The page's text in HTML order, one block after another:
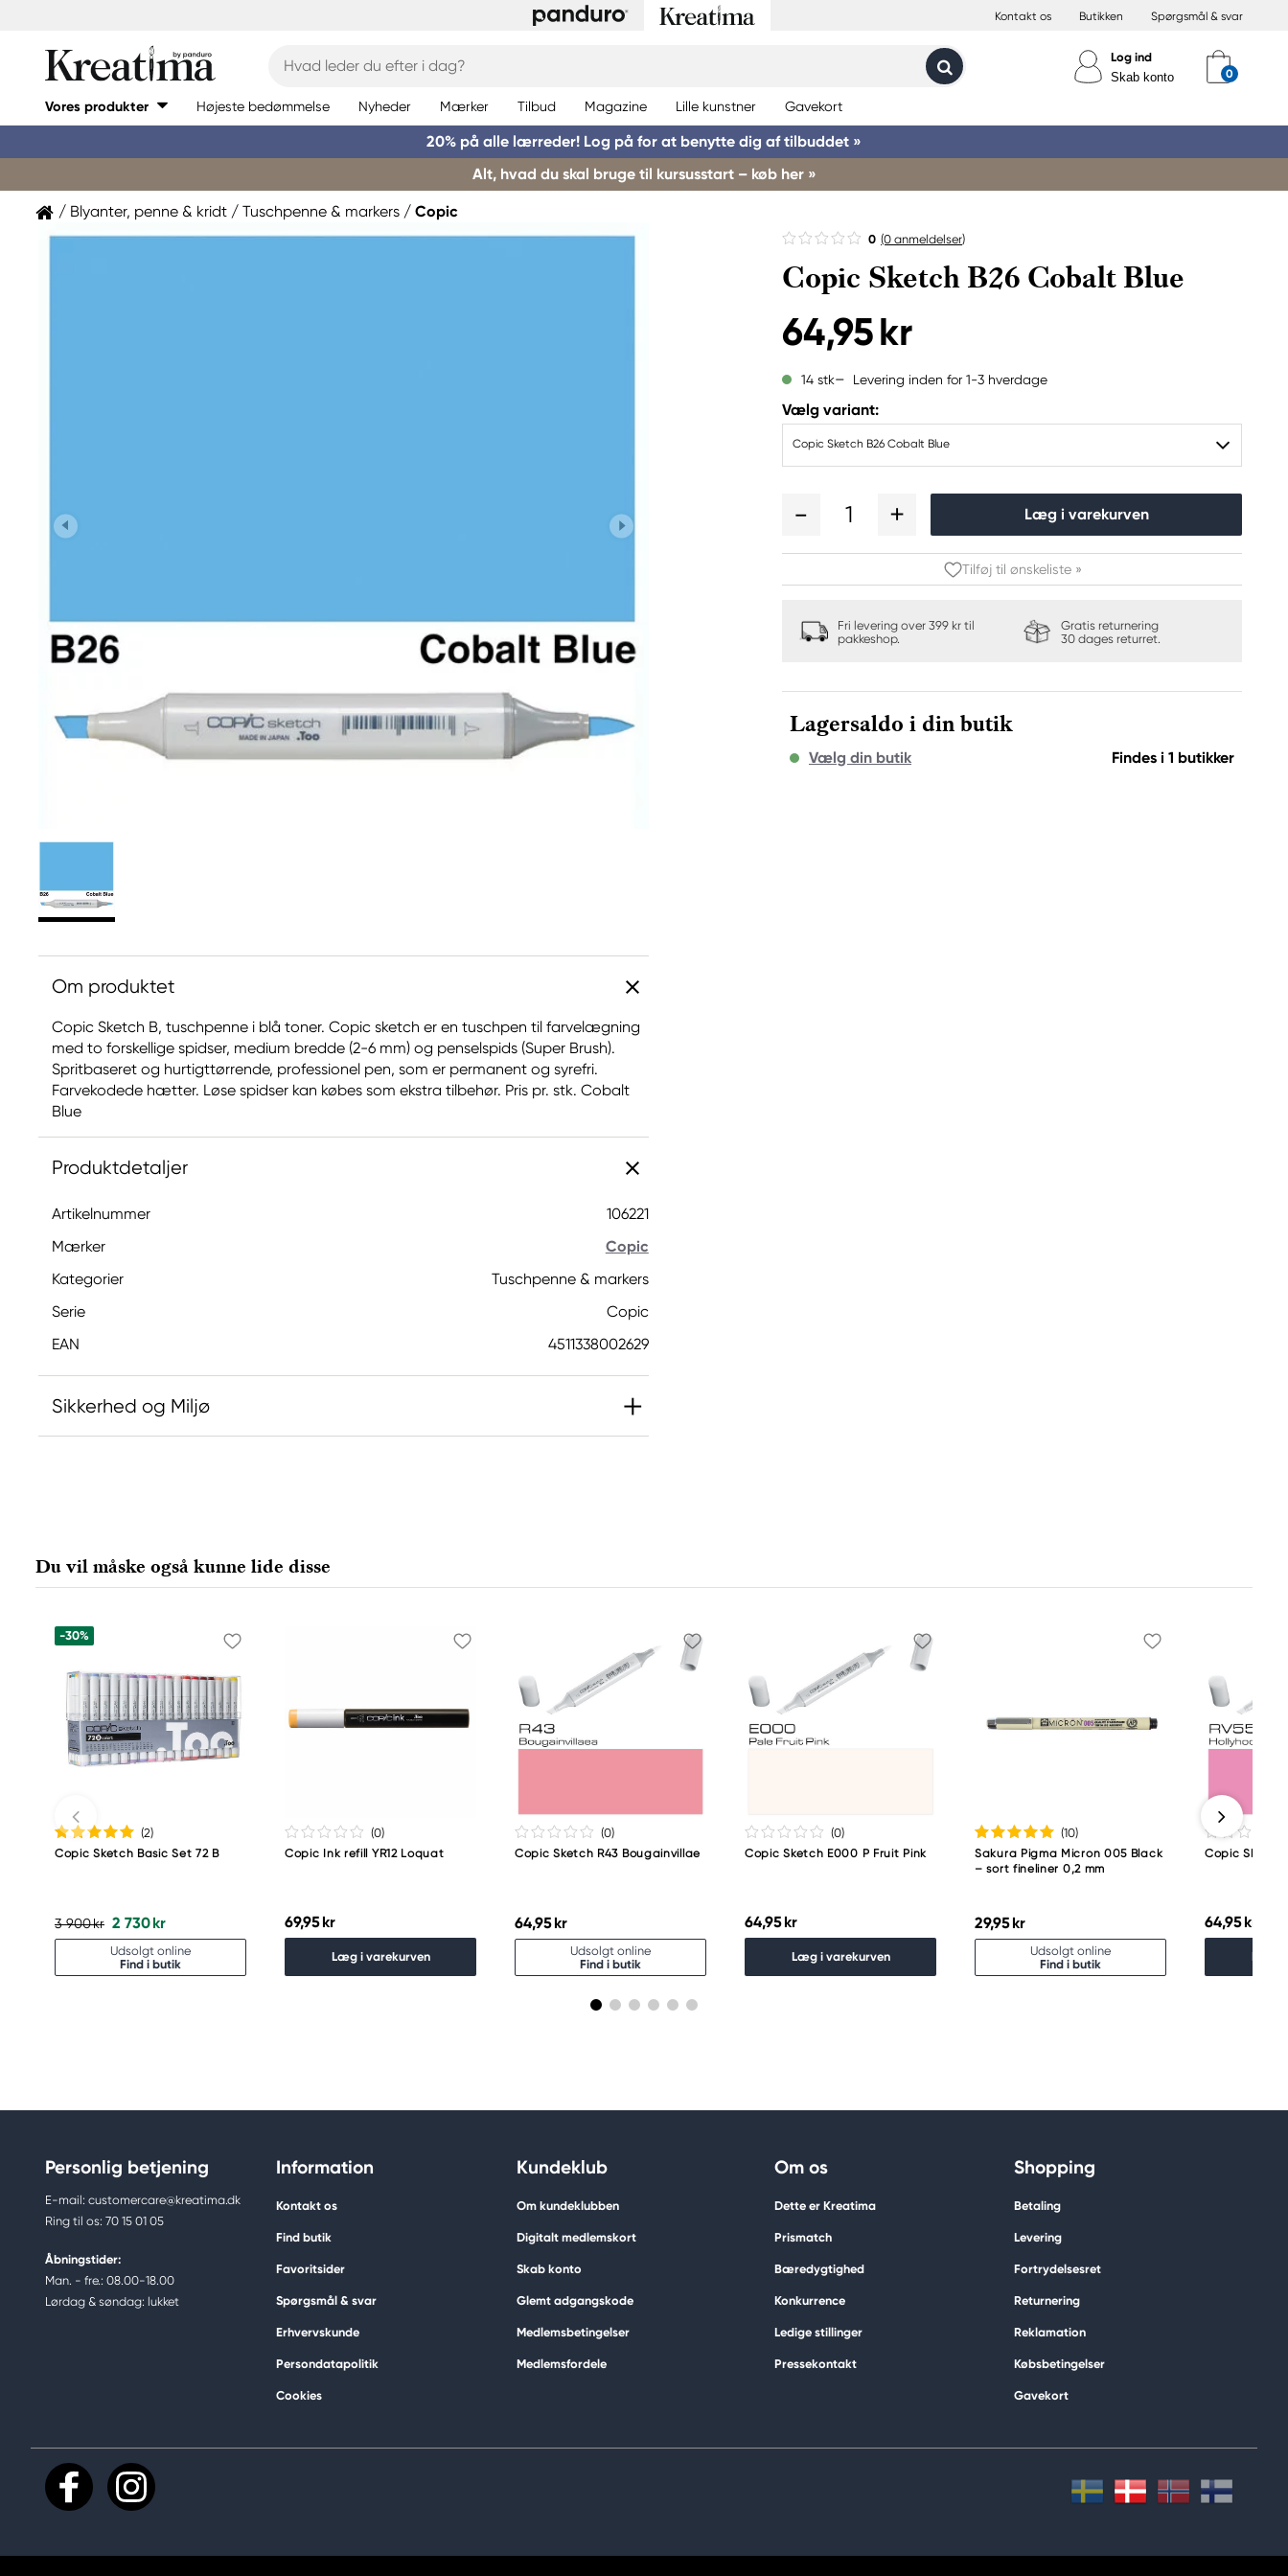
Kontakt os Butikken Spørgsmål & svar
Log ind
Skab konto
Vores produkter Højeste bedømmelse Nyheder Mærker Tilbud Magazine Lille kunstner Gavekort
20% på alle lærreder! Log på for at benytte dig af tilbuddet »
Alt, hvad du skal bruge til kursusstart – køb her »
Blyanter, penne & kridt Tuschpenne & markers Copic
0 (0 anmeldelser)
Copic Sketch B26 Cobalt Blue
64,95 kr
14 stk Levering inden for 1-3 hverdage
Vælg variant:
Copic Sketch B26 Cobalt Blue
1 Læg i varekurven
Tilføj til ønskeliste »
Fri levering over 399 kr til
pakkeshop.
Gratis returnering
30 dages returret.
Lagersaldo i din butik
Vælg din butik Findes i 1 butikker
Om produktet
Copic Sketch B, tuschpenne i blå toner. Copic sketch er en tuschpen til farvelægning
med to forskellige spidser, medium bredde (2-6 mm) og penselspids (Super Brush).
Spritbaseret og hurtigttørrende, professionel pen, som er permanent og syrefri.
Farvekodede hætter. Løse spidser kan købes som ekstra tilbehør. Pris pr. stk. Cobalt
Blue
Produktdetaljer
Artikelnummer
106221
Mærker
Copic
Kategorier
Tuschpenne & markers
Serie
Copic
EAN
4511338002629
Sikkerhed og Miljø
65205 Wiesbaden, Germany
export@holtz-gmbh.de
Producent
Too Marker Products Inc.
Meguro Higashiyama Bldg., 1-4-4 Higashiyama, Meguro-ku
Tokyo 153-0043 Japan
Du vil måske også kunne lide disse
-30%
(2)
Copic Sketch Basic Set 72 B
3 900 kr 2 730 kr
Udsolgt online
Find i butik
(0)
Copic Ink refill YR12 Loquat
69,95 kr
Læg i varekurven
(0)
Copic Sketch R43 Bougainvillae
64,95 kr
Udsolgt online
Find i butik
(0)
Copic Sketch E000 P Fruit Pink
64,95 kr
Læg i varekurven
(10)
Sakura Pigma Micron 005 Black
– sort fineliner 0,2 mm
29,95 kr
Udsolgt online
Find i butik
Copic Sketch
64,95 kr
Læg i
Personlig betjening
E-mail: customercare@kreatima.dk
Ring til os: 70 15 01 05
Åbningstider:
Man. - fre.: 08.00-18.00
Lørdag & søndag: lukket
Information
Kontakt os
Find butik
Favoritsider
Spørgsmål & svar
Erhvervskunde
Persondatapolitik
Cookies
Kundeklub
Om kundeklubben
Digitalt medlemskort
Skab konto
Glemt adgangskode
Medlemsbetingelser
Medlemsfordele
Om os
Dette er Kreatima
Prismatch
Bæredygtighed
Konkurrence
Ledige stillinger
Pressekontakt
Shopping
Betaling
Levering
Fortrydelsesret
Returnering
Reklamation
Købsbetingelser
Gavekort